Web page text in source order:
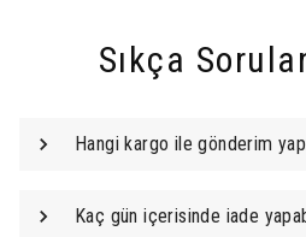
Sıkça
Hangi kargo ile gönderim
Kaç gün içerisinde iade